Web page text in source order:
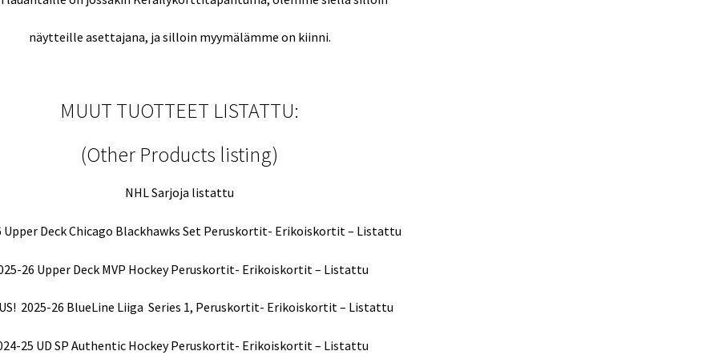
näytteille asettajana, ja silloin myymälämme on kiinni.
MUUT TUOTTEET LISTATTU:
(Other Products listing)
NHL Sarjoja listattu
Upper Deck Chicago Blackhawks Set Peruskortit- Erikoiskortit – Listattu
26 Upper Deck MVP Hockey Peruskortit- Erikoiskortit – Listattu
2025-26 BlueLine Liiga Series 1, Peruskortit- Erikoiskortit – Listattu
25 UD SP Authentic Hockey Peruskortit- Erikoiskortit – Listattu